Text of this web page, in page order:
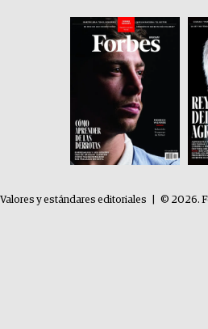
Valores y estándares editoriales © 2026.